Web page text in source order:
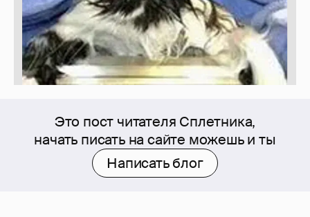
Это пост читателя Сплетника,
начать писать на сайте можешь и ты
Написать блог